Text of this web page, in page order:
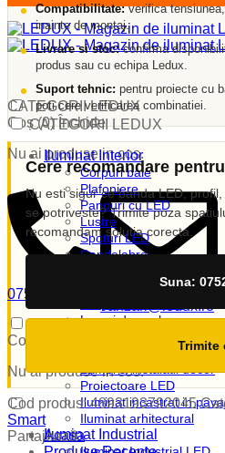
Coș (0)Închide
Nu ai produse in cos.
0752 427 978
vanzari@ledux.ro
00.00lei
Coș (
Nu ai produse in cos.
Acasa
CATEGORII LEDUX
CATEGORII LEDUX
Iluminat Interior
Corpuri baie
Plafoniere
Panouri cu LED
Lustre
Spoturi LED
Candelabre
Lampi de veghe
Iluminat exterior
Lampi si instalatii decor
Proiectoare LED
Iluminat incastrat in
Iluminat arhitectural
Iluminat Industrial
Compatibilitate:verifica
inainte de montaj.
Livrare si stoc:confirma
produs sau cu echipa Ledux.
Suport tehnic: pentru proiecte cu
poti cere verificarea combinatiei.
Cere recomandare
Nu esti sigur ce banda LED,
se potriveste? Trimite poza
recomandam solutia corecta.
Suna:
Trimite
Cod produs:4893193792045
Smart
Partajează :